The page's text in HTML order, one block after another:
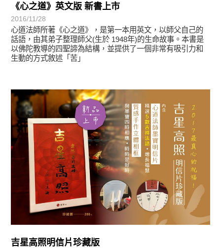
《心之道》英文版 新書上市
2016/11/28
心道法師所著《心之道》，是第一本用英文，以師父自己的
話語，由其弟子整理師父(生於 1948年)的生命故事。本書是
以佛陀教導的四聖諦為結構，並提供了一個非常有吸引力和
生動的方式敘述「苦」
吉星高照明信片珍藏版